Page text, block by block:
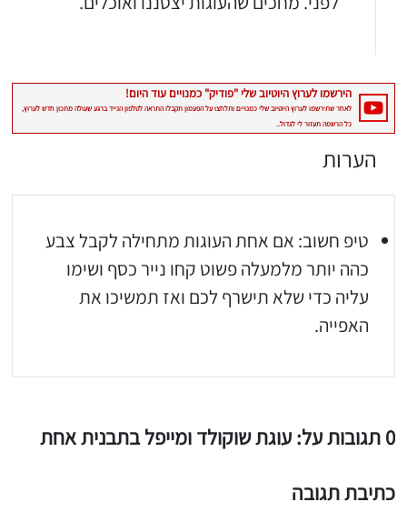
הערות
טיפ חשוב: אם אחת העוגות מתחילה לקבל צבע
כהה יותר מלמעלה פשוט קחו נייר כסף ושימו
עליה כדי שלא תישרף לכם ואז תמשיכו את
האפייה.
0 תגובות על: עוגת שוקולד ומייפל בתבנית אחת
כתיבת תגובה